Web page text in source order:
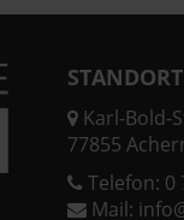
Karl-Bold-
77855
Telefon: 0
Mail: